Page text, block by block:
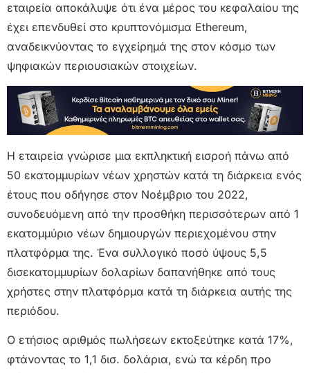
εταιρεία αποκάλυψε ότι ένα μέρος του κεφαλαίου της
έχει επενδυθεί στο κρυπτονόμισμα Ethereum,
αναδεικνύοντας το εγχείρημά της στον κόσμο των
ψηφιακών περιουσιακών στοιχείων.
Η εταιρεία γνώρισε μια εκπληκτική εισροή πάνω από
50 εκατομμυρίων νέων χρηστών κατά τη διάρκεια ενός
έτους που οδήγησε στον Νοέμβριο του 2022,
συνοδευόμενη από την προσθήκη περισσότερων από 1
εκατομμύριο νέων δημιουργών περιεχομένου στην
πλατφόρμα της. Ένα συλλογικό ποσό ύψους 5,5
δισεκατομμυρίων δολαρίων δαπανήθηκε από τους
χρήστες στην πλατφόρμα κατά τη διάρκεια αυτής της
περιόδου.
Ο ετήσιος αριθμός πωλήσεων εκτοξεύτηκε κατά 17%,
φτάνοντας το 1,1 δισ. δολάρια, ενώ τα κέρδη προ